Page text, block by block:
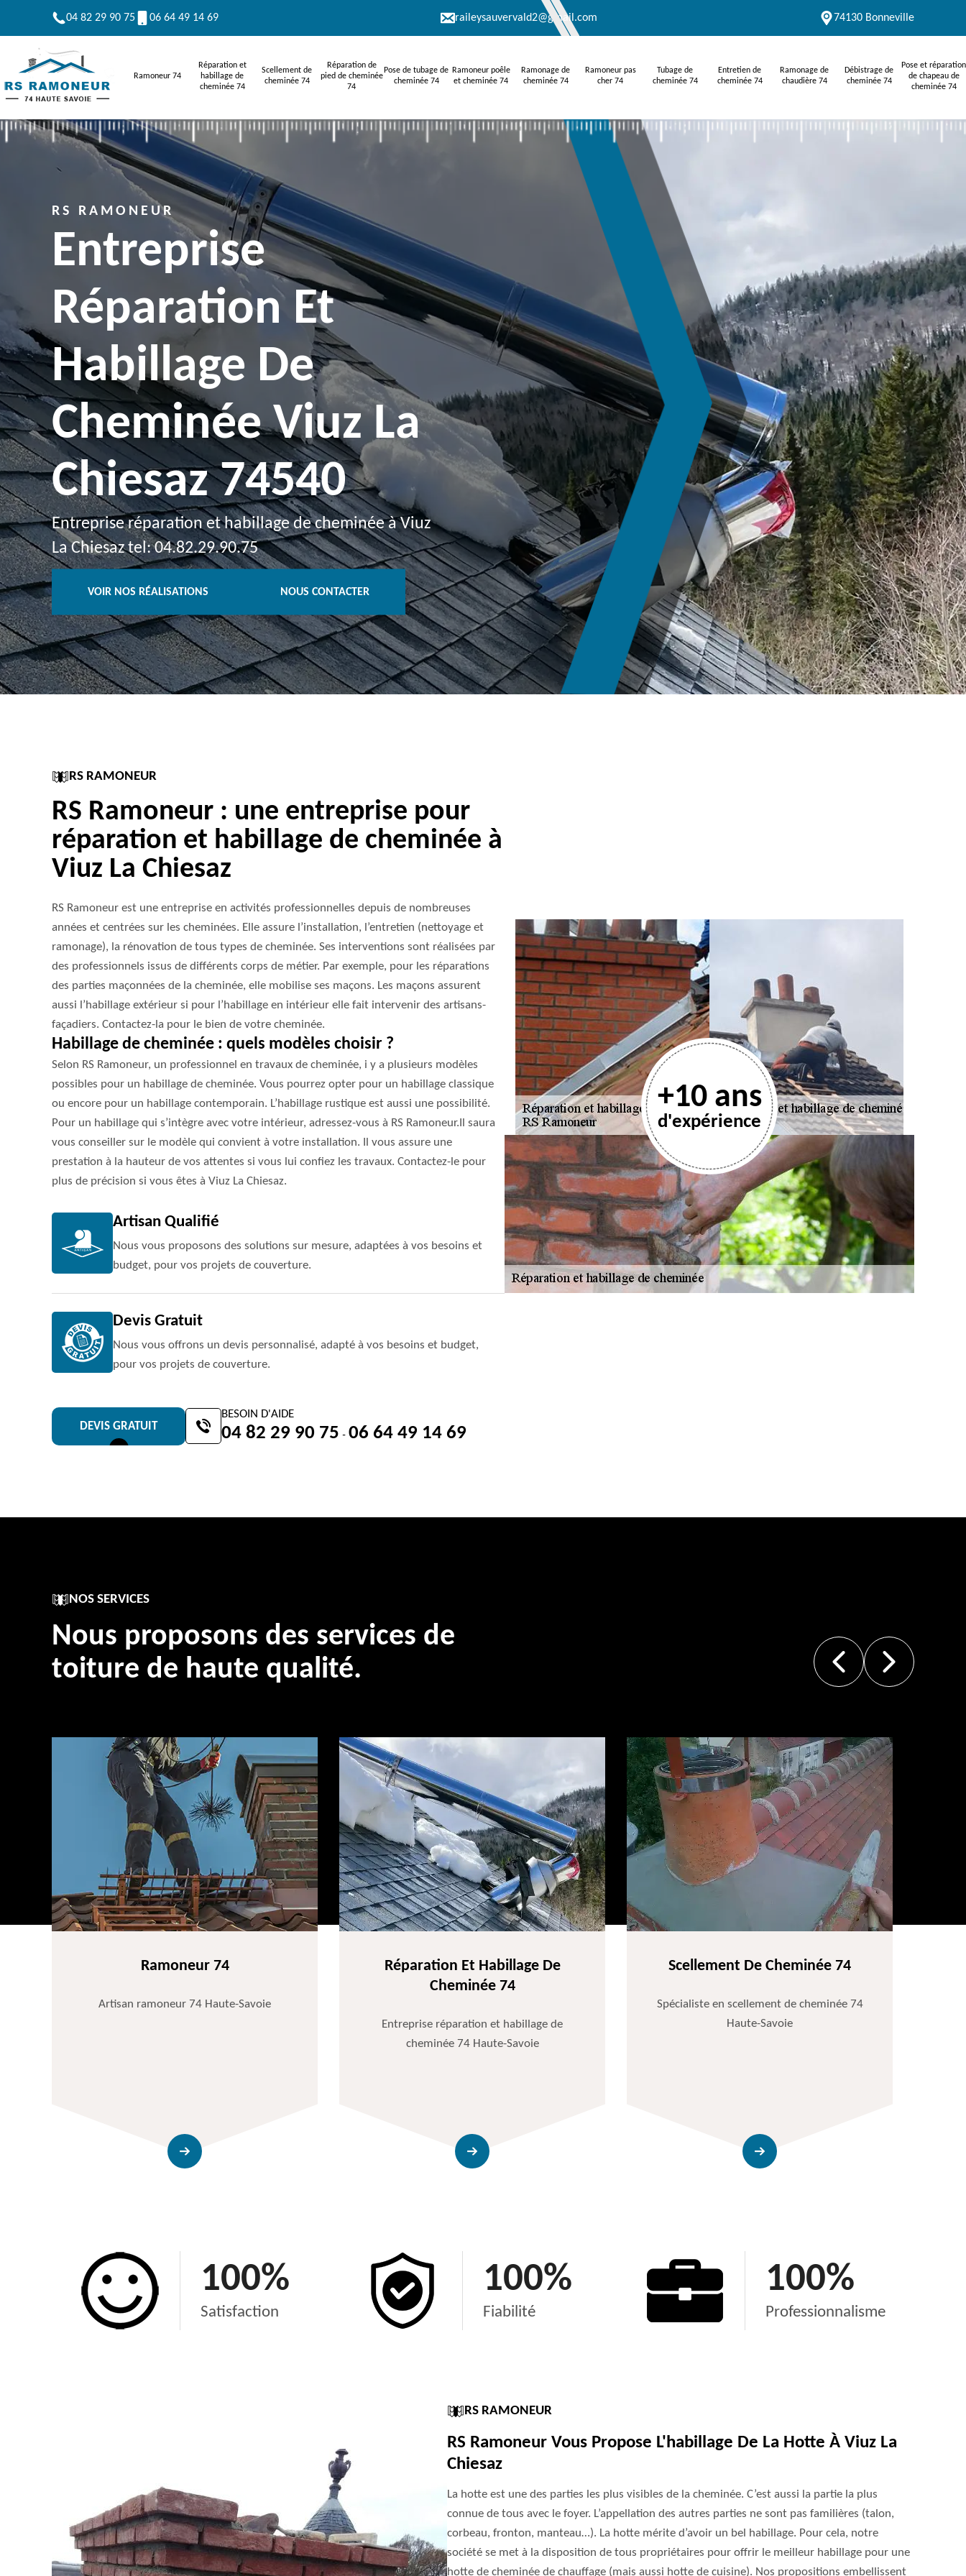
04 82 29 90 75 06 64 49 14 69 raileysauvervald2@gmail.com 74130 Bonneville
Ramoneur 74
Réparation et
habillage de
cheminée 74
Scellement de
cheminée 74
Réparation de
pied de cheminée
74
Pose de tubage de
cheminée 74
Ramoneur poêle
et cheminée 74
Ramonage de
cheminée 74
Ramoneur pas
cher 74
Tubage de
cheminée 74
Entretien de
cheminée 74
Ramonage de
chaudière 74
Débistrage de
cheminée 74
Pose et réparation
de chapeau de
cheminée 74
RS RAMONEUR
Entreprise
Réparation Et
Habillage De
Cheminée Viuz La
Chiesaz 74540
Entreprise réparation et habillage de cheminée à Viuz
La Chiesaz tel: 04.82.29.90.75
VOIR NOS RÉALISATIONS NOUS CONTACTER
RS RAMONEUR
RS Ramoneur : une entreprise pour
réparation et habillage de cheminée à
Viuz La Chiesaz
RS Ramoneur est une entreprise en activités professionnelles depuis de nombreuses
années et centrées sur les cheminées. Elle assure l’installation, l’entretien (nettoyage et
ramonage), la rénovation de tous types de cheminée. Ses interventions sont réalisées par
des professionnels issus de différents corps de métier. Par exemple, pour les réparations
des parties maçonnées de la cheminée, elle mobilise ses maçons. Les maçons assurent
aussi l’habillage extérieur si pour l’habillage en intérieur elle fait intervenir des artisans-
façadiers. Contactez-la pour le bien de votre cheminée.
Habillage de cheminée : quels modèles choisir ?
Selon RS Ramoneur, un professionnel en travaux de cheminée, i y a plusieurs modèles
possibles pour un habillage de cheminée. Vous pourrez opter pour un habillage classique
ou encore pour un habillage contemporain. L’habillage rustique est aussi une possibilité.
Pour un habillage qui s’intègre avec votre intérieur, adressez-vous à RS Ramoneur.Il saura
vous conseiller sur le modèle qui convient à votre installation. Il vous assure une
prestation à la hauteur de vos attentes si vous lui confiez les travaux. Contactez-le pour
plus de précision si vous êtes à Viuz La Chiesaz.
Artisan Qualifié
Nous vous proposons des solutions sur mesure, adaptées à vos besoins et
budget, pour vos projets de couverture.
Devis Gratuit
Nous vous offrons un devis personnalisé, adapté à vos besoins et budget,
pour vos projets de couverture.
DEVIS GRATUIT
BESOIN D'AIDE
04 82 29 90 75 - 06 64 49 14 69
+10 ans
d'expérience
NOS SERVICES
Nous proposons des services de
toiture de haute qualité.
Ramoneur 74
Artisan ramoneur 74 Haute-Savoie
Réparation Et Habillage De
Cheminée 74
Entreprise réparation et habillage de
cheminée 74 Haute-Savoie
Scellement De Cheminée 74
Spécialiste en scellement de cheminée 74
Haute-Savoie
100%
Satisfaction
100%
Fiabilité
100%
Professionnalisme
RS RAMONEUR
RS Ramoneur Vous Propose L'habillage De La Hotte À Viuz La
Chiesaz
La hotte est une des parties les plus visibles de la cheminée. C’est aussi la partie la plus
connue de tous avec le foyer. L’appellation des autres parties ne sont pas familières (talon,
corbeau, fronton, manteau…). La hotte mérite d’avoir un bel habillage. Pour cela, notre
société se met à la disposition de tous propriétaires pour offrir le meilleur habillage pour une
hotte de cheminée de chauffage (mais aussi hotte de cuisine). Nos propositions embellissent